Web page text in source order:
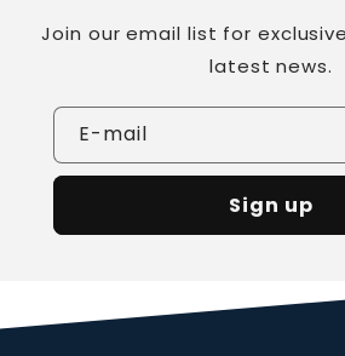
Join our email list for
latest news.
E-mail
Sign up